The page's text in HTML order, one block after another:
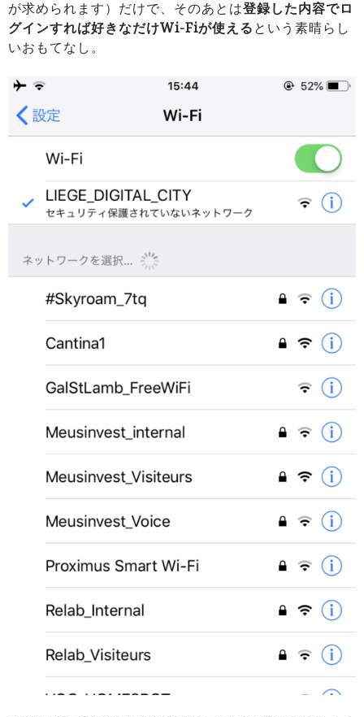
が求められます）だけで、そのあとは登録した内容でロ
グインすれば好きなだけWi-Fiが使えるという素晴らし
いおもてなし。